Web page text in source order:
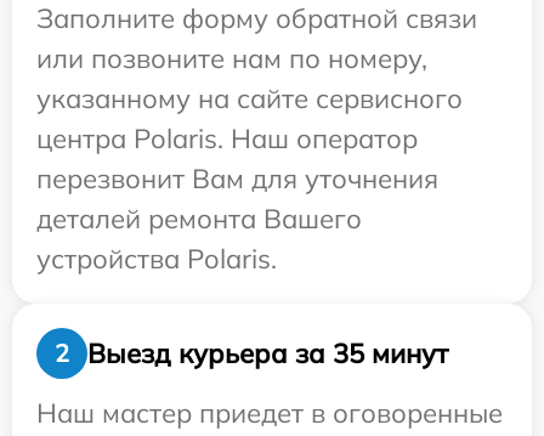
Заполните форму обратной связи
или позвоните нам по номеру,
указанному на сайте сервисного
центра Polaris. Наш оператор
перезвонит Вам для уточнения
деталей ремонта Вашего
устройства Polaris.
2
Выезд курьера за 35 минут
Наш мастер приедет в оговоренные